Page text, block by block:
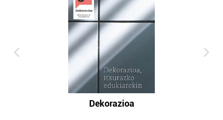
Dekorazioa